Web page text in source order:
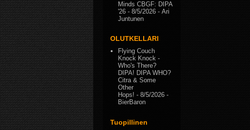
Minds CBGF: DIPA
'26 - 8/5/2026 - Ari
Juntunen
OLUTKELLARI
Flying Couch
Knock Knock -
Who's There?
DIPA! DIPA WHO?
Citra & Some
Other
Hops! - 8/5/2026 -
BierBaron
Tuopillinen